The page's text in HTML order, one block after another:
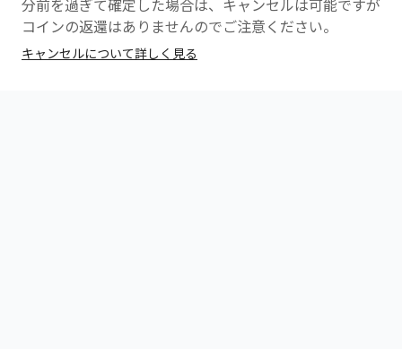
分前を過ぎて確定した場合は、キャンセルは可能ですが
コインの返還はありませんのでご注意ください。
キャンセルについて詳しく見る